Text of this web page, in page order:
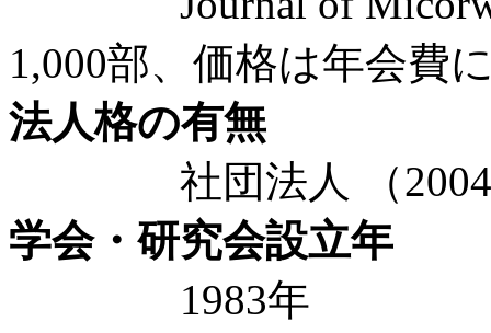
1,000部、価格は年会費
法人格の有無
社団法人 （2004
学会・研究会設立年
1983年